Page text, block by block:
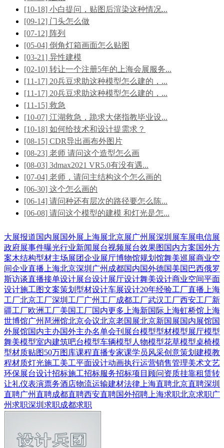
[10-18] 小白提问，贴图后渲染这种情况...
[09-12] 门头怎么做
[07-12] 阵列
[05-04] 倒角灯箱画面怎么贴图
[03-21] 异性建模
[02-10] 转让一个注册5年的上海会展服务...
[11-17] 20兵豆求助这种模型怎么建的，...
[11-17] 20兵豆求助这种模型怎么建的，...
[11-15] 救急
[10-07] 江湖救急，跪求大佬指教毕业设...
[10-18] 如何给技术和设计提需求？
[08-15] CDR导出画布外图片
[08-23] 老师 请问这个造型怎么画
[08-03] 3dmax2021 VR5.0有没有遇...
[07-04] 老师，请问主结构这个怎么画的
[06-30] 这个怎么画的
[06-14] 请问种还有层次的路径要怎么陈...
[06-08] 请问这个模型的建模 和灯光是怎...
大展报道国内展国外展 上海展北京展广州展深圳展车展电信展
政府展事件曝光行业新闻 展台视频展台效果图 国内方案国外方
案木结构型材主场展团企业展厅博物馆规划馆舞美巡展商业空
间企业直播 上海北京深圳 广州 成都国内国外德国美国 巴西俄罗
斯访谈直播接单设计展台设计展厅设计舞美设计商业空间平面
设计施工图文案策划 型材设计车展设计20年经验工厂直播 上海
工厂北京工厂深圳工厂广州工厂成都工厂武汉工厂西安工厂新
疆工厂欧洲工厂美国工厂国内更多 上海新国际 上海虹桥馆 上海
世博馆广州琶洲馆北京会议北京老国展北京新国展国内展馆国
外展馆国内主办国外主办名单会刊 展台模型型材模型展厅模型
舞美模型室内建筑吧台模型车辆模型 人物模型花草模型桌椅模
型材质贴图50万图库课程直播专家课学员风采创意策划 建模教
程材质灯光施工美工平面设计动画执行运营销售管理美术文艺
环保展台设计招标施工招标服务招标项目顾问资质挂靠租赁转
让礼仪表演票务酒店物流运输建材法律 上海直聘北京直聘深圳
直聘广州直聘成都直聘西安直聘国外招聘 上海求职北京求职广
州求职深圳求职成都求职